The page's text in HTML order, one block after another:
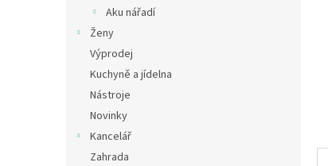
Aku nářadí
Ženy
Výprodej
Kuchyně a jídelna
Nástroje
Novinky
Kancelář
Zahrada